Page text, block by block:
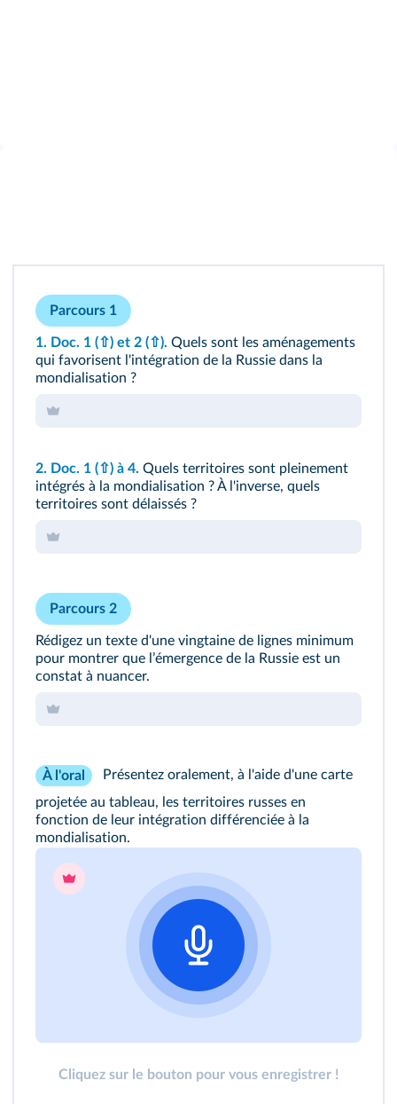
Parcours 1
1. Doc. 1 (⇧) et 2 (⇧). Quels sont les aménagements
qui favorisent l'intégration de la Russie dans la
mondialisation ?
2. Doc. 1 (⇧) à 4. Quels territoires sont pleinement
intégrés à la mondialisation ? À l'inverse, quels
territoires sont délaissés ?
Parcours 2
Rédigez un texte d'une vingtaine de lignes minimum
pour montrer que lʼémergence de la Russie est un
constat à nuancer.
À l'oral
Présentez oralement, à l'aide d'une carte
projetée au tableau, les territoires russes en
fonction de leur intégration différenciée à la
mondialisation.
Cliquez sur le bouton pour vous enregistrer !